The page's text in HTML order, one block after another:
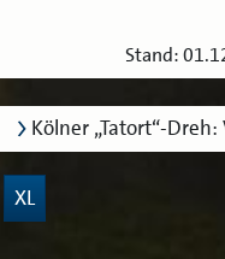
Stand:
Kölner „Tatort“-
XL